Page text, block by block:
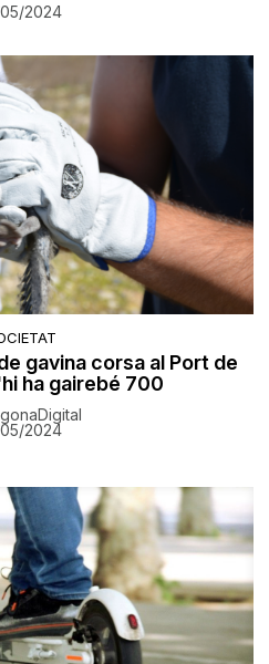
05/2024
gavina corsa al Port de
ha gairebé 700
05/2024